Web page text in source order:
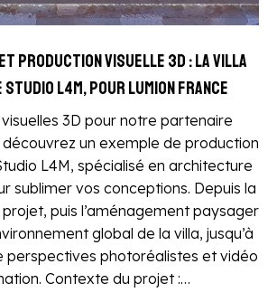
production visuelle 3D : la Villa
L4M, pour Lumion France
3D pour notre partenaire
découvrez un exemple de production
L4M, spécialisé en architecture
sublimer vos conceptions. Depuis la
puis l’aménagement paysager
global de la villa, jusqu’à
perspectives photoréalistes et vidéo
Contexte du projet :…